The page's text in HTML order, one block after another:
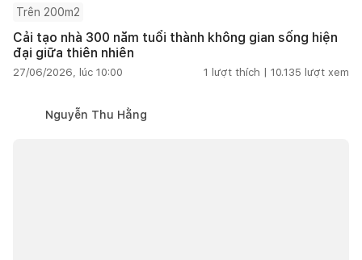
Trên 200m2
Cải tạo nhà 300 năm tuổi thành không gian sống hiện
đại giữa thiên nhiên
27/06/2026, lúc 10:00 1 lượt thích | 10.135 lượt xem
Nguyễn Thu Hằng